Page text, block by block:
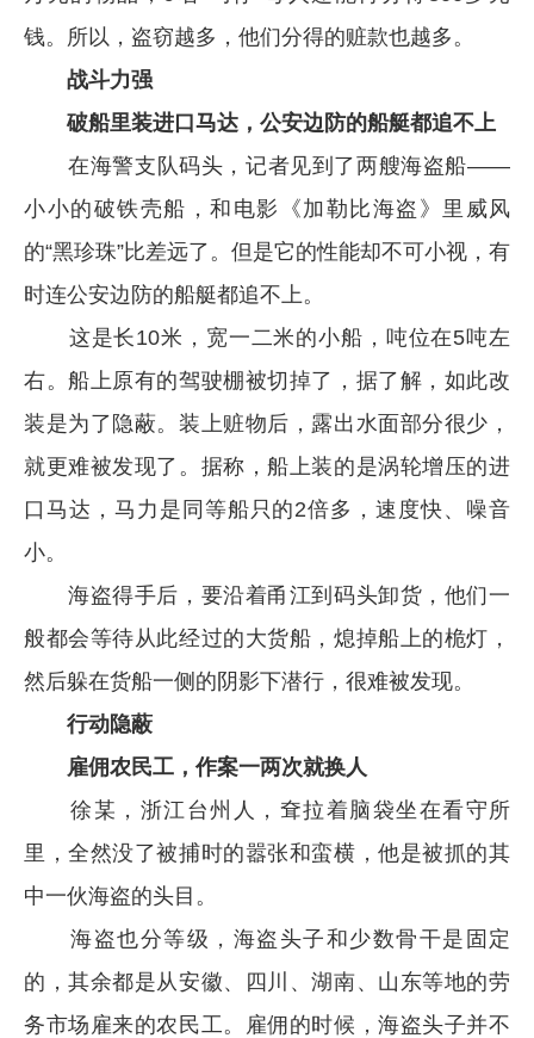
钱。所以，盗窃越多，他们分得的赃款也越多。
战斗力强
破船里装进口马达，公安边防的船艇都追不上
在海警支队码头，记者见到了两艘海盗船――
小小的破铁壳船，和电影《加勒比海盗》里威风
的“黑珍珠”比差远了。但是它的性能却不可小视，有
时连公安边防的船艇都追不上。
这是长10米，宽一二米的小船，吨位在5吨左
右。船上原有的驾驶棚被切掉了，据了解，如此改
装是为了隐蔽。装上赃物后，露出水面部分很少，
就更难被发现了。据称，船上装的是涡轮增压的进
口马达，马力是同等船只的2倍多，速度快、噪音
小。
海盗得手后，要沿着甬江到码头卸货，他们一
般都会等待从此经过的大货船，熄掉船上的桅灯，
然后躲在货船一侧的阴影下潜行，很难被发现。
行动隐蔽
雇佣农民工，作案一两次就换人
徐某，浙江台州人，耷拉着脑袋坐在看守所
里，全然没了被捕时的嚣张和蛮横，他是被抓的其
中一伙海盗的头目。
海盗也分等级，海盗头子和少数骨干是固定
的，其余都是从安徽、四川、湖南、山东等地的劳
务市场雇来的农民工。雇佣的时候，海盗头子并不